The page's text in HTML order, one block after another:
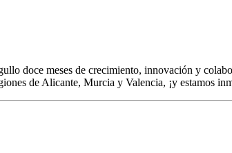
doce meses de crecimiento, innovación y
de Alicante, Murcia y Valencia, ¡y estamos